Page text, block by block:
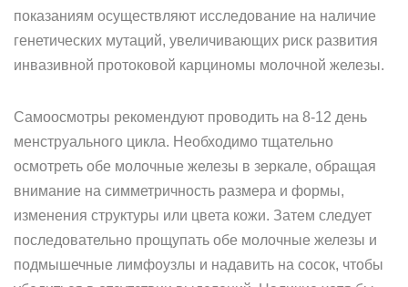
показаниям осуществляют исследование на наличие
генетических мутаций, увеличивающих риск развития
инвазивной протоковой карциномы молочной железы.
Самоосмотры рекомендуют проводить на 8-12 день
менструального цикла. Необходимо тщательно
осмотреть обе молочные железы в зеркале, обращая
внимание на симметричность размера и формы,
изменения структуры или цвета кожи. Затем следует
последовательно прощупать обе молочные железы и
подмышечные лимфоузлы и надавить на сосок, чтобы